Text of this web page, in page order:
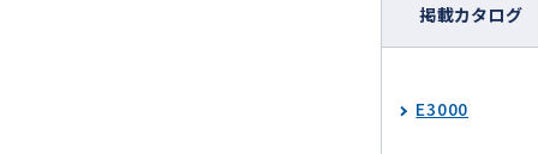
掲載カタログ
E3000